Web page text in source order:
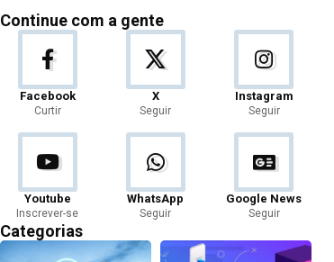
Continue com a gente
Facebook
Curtir
X
Seguir
Instagram
Seguir
Youtube
Inscrever-se
WhatsApp
Seguir
Google News
Seguir
Categorias